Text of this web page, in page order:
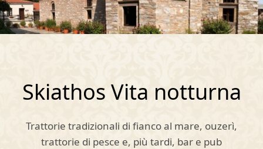
Skiathos Vita notturna
Trattorie tradizionali di fianco al mare, ouzerì,
trattorie di pesce e, più tardi, bar e pub